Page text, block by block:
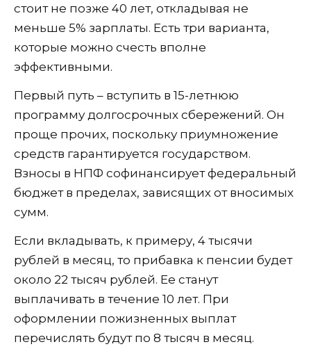
стоит не позже 40 лет, откладывая не
меньше 5% зарплаты. Есть три варианта,
которые можно счесть вполне
эффективными.
Первый путь – вступить в 15-летнюю
программу долгосрочных сбережений. Он
проще прочих, поскольку приумножение
средств гарантируется государством.
Взносы в НПФ софинансирует федеральный
бюджет в пределах, зависящих от вносимых
сумм.
Если вкладывать, к примеру, 4 тысячи
рублей в месяц, то прибавка к пенсии будет
около 22 тысяч рублей. Ее станут
выплачивать в течение 10 лет. При
оформлении пожизненных выплат
перечислять будут по 8 тысяч в месяц.